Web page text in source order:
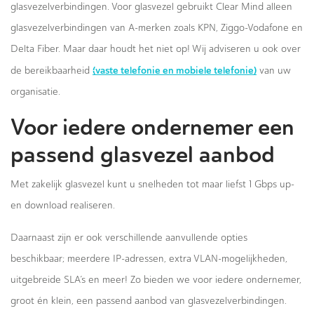
glasvezelverbindingen. Voor glasvezel gebruikt Clear Mind alleen
glasvezelverbindingen van A-merken zoals KPN, Ziggo-Vodafone en
Delta Fiber. Maar daar houdt het niet op! Wij adviseren u ook over
de bereikbaarheid (vaste telefonie en mobiele telefonie) van uw
organisatie.
Voor iedere ondernemer een
passend glasvezel aanbod
Met zakelijk glasvezel kunt u snelheden tot maar liefst 1 Gbps up-
en download realiseren.
Daarnaast zijn er ook verschillende aanvullende opties
beschikbaar; meerdere IP-adressen, extra VLAN-mogelijkheden,
uitgebreide SLA’s en meer! Zo bieden we voor iedere ondernemer,
groot én klein, een passend aanbod van glasvezelverbindingen.